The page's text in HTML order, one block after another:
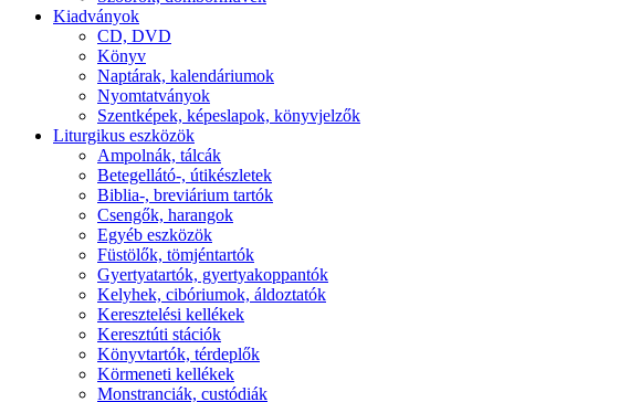
Kiadványok
CD, DVD
Könyv
Naptárak, kalendáriumok
Nyomtatványok
Szentképek, képeslapok, könyvjelzők
Liturgikus eszközök
Ampolnák, tálcák
Betegellátó-, útikészletek
Biblia-, breviárium tartók
Csengők, harangok
Egyéb eszközök
Füstölők, tömjéntartók
Gyertyatartók, gyertyakoppantók
Kelyhek, cibóriumok, áldoztatók
Keresztelési kellékek
Keresztúti stációk
Könyvtartók, térdeplők
Körmeneti kellékek
Monstranciák, custódiák